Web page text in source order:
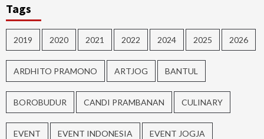
Tags
2019 2020 2021 2022 2024 2025 2026
ARDHITO PRAMONO ARTJOG BANTUL
BOROBUDUR CANDI PRAMBANAN CULINARY
EVENT EVENT INDONESIA EVENT JOGJA